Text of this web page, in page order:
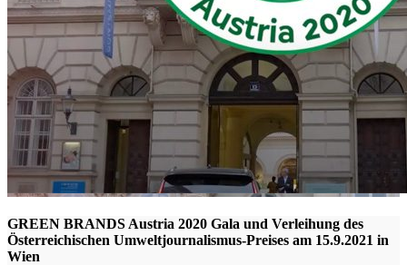
GREEN BRANDS Austria 2020 Gala und Verleihung des
Österreichischen Umweltjournalismus-Preises am 15.9.2021 in
Wien